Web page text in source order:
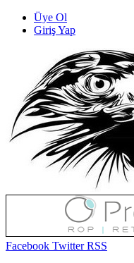
Üye Ol
Giriş Yap
Facebook TwitterRSS